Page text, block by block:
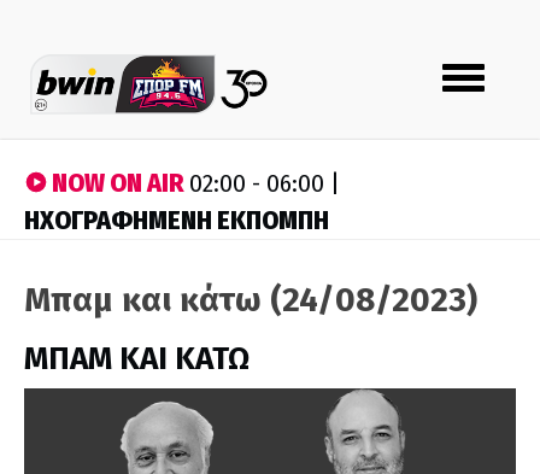
Toggle
navigation
NOW ON AIR02:00 - 06:00 |
ΗΧΟΓΡΑΦΗΜΕΝΗ ΕΚΠΟΜΠΗ
Μπαμ και κάτω (24/08/2023)
ΜΠΑΜ ΚΑΙ ΚΑΤΩ